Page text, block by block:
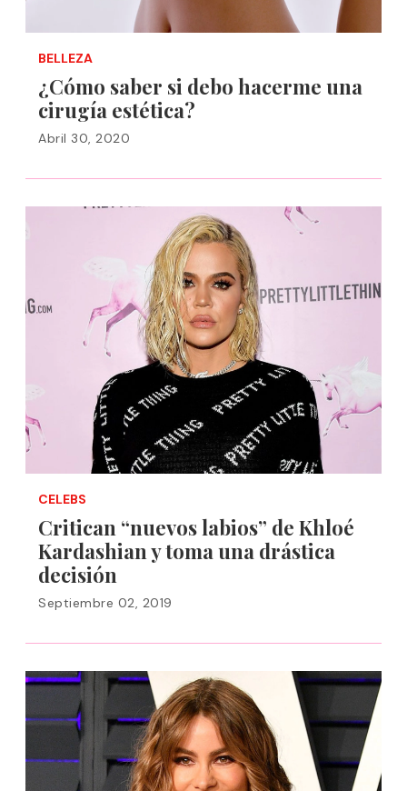
BELLEZA
¿Cómo saber si debo hacerme una
cirugía estética?
Abril 30, 2020
CELEBS
Critican “nuevos labios” de Khloé
Kardashian y toma una drástica
decisión
Septiembre 02, 2019